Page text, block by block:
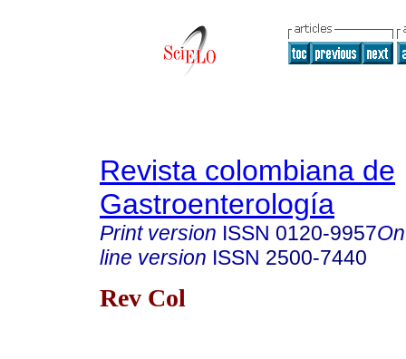
Revista colombiana de
Gastroenterología
Print version ISSN 0120-9957
line version ISSN 2500-7440
Rev Col